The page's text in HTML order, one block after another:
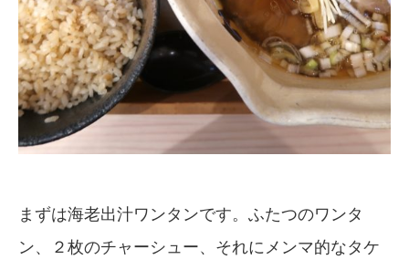
まずは海老出汁ワンタンです。ふたつのワンタ
ン、２枚のチャーシュー、それにメンマ的なタケ